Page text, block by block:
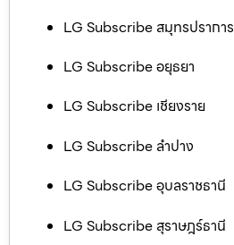
LG Subscribe สมุทรปราการ
LG Subscribe อยุธยา
LG Subscribe เชียงราย
LG Subscribe ลำปาง
LG Subscribe อุบลราชธานี
LG Subscribe สุราษฎร์ธานี